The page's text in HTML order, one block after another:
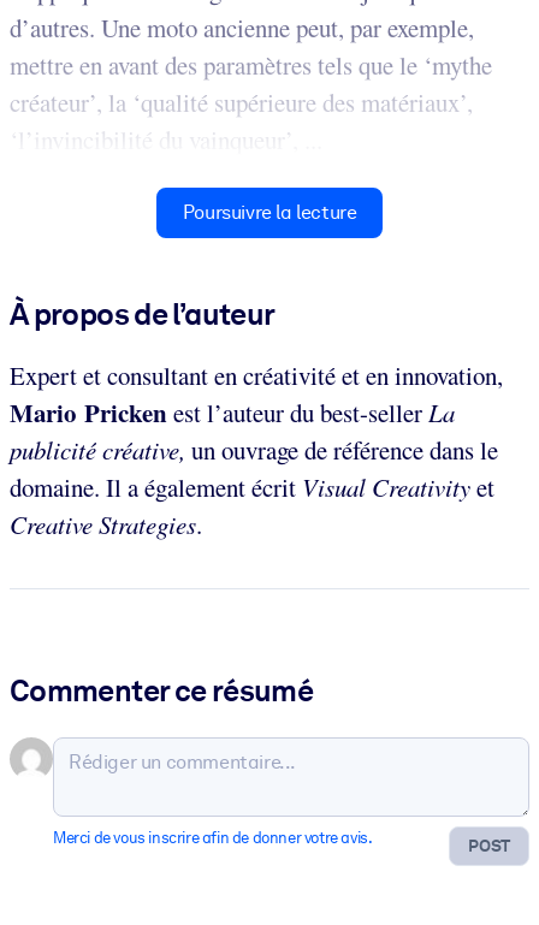
d’autres. Une moto ancienne peut, par exemple,
mettre en avant des paramètres tels que le ‘mythe
créateur’, la ‘qualité supérieure des matériaux’,
‘l’invincibilité du vainqueur’, ...
Poursuivre la lecture
À propos de l’auteur
Expert et consultant en créativité et en innovation,
Mario Prickenest l’auteur du best-sellerLa
publicité créative, un ouvrage de référence dans le
domaine. Il a également écrit Visual Creativityet
Creative Strategies.
Commenter ce résumé
POST
Merci de vous inscrire afin de donner votre avis.